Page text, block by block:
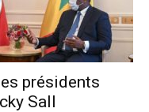
présidents
Sall